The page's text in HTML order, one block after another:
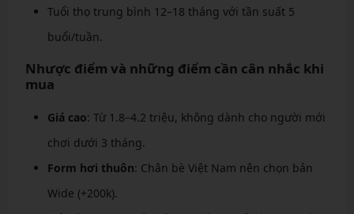
Tuổi thọ trung bình 12–18 tháng với tần suất 5
buổi/tuần.
Nhược điểm và những điểm cần cân nhắc khi
mua
Giá cao: Từ 1.8–4.2 triệu, không dành cho người mới
chơi dưới 3 tháng.
Form hơi thuôn: Chân bè Việt Nam nên chọn bản
Wide (+200k).